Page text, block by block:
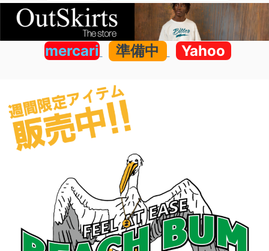
mercari 準備中 Yahoo